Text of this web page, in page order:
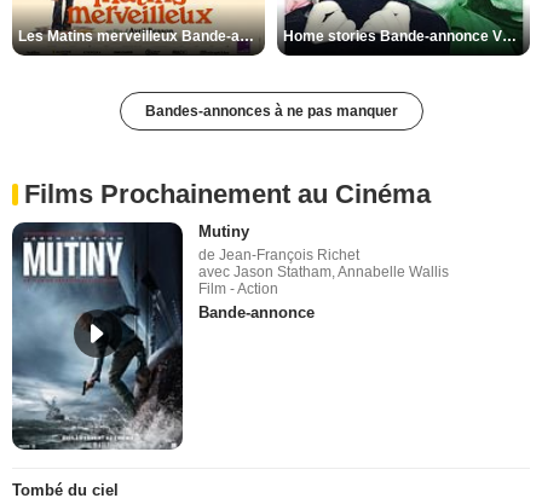
Les Matins merveilleux Bande-annonce VF Home stories Bande-annonce VO STFR
Bandes-annonces à ne pas manquer
Films Prochainement au Cinéma
Mutiny
de Jean-François Richet
avec Jason Statham, Annabelle Wallis
Film - Action
Bande-annonce
Tombé du ciel